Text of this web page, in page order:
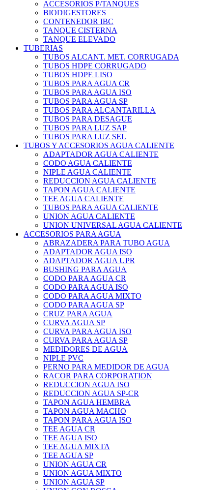
ACCESORIOS P/TANQUES
BIODIGESTORES
CONTENEDOR IBC
TANQUE CISTERNA
TANQUE ELEVADO
TUBERIAS
TUBOS ALCANT. MET. CORRUGADA
TUBOS HDPE CORRUGADO
TUBOS HDPE LISO
TUBOS PARA AGUA CR
TUBOS PARA AGUA ISO
TUBOS PARA AGUA SP
TUBOS PARA ALCANTARILLA
TUBOS PARA DESAGUE
TUBOS PARA LUZ SAP
TUBOS PARA LUZ SEL
TUBOS Y ACCESORIOS AGUA CALIENTE
ADAPTADOR AGUA CALIENTE
CODO AGUA CALIENTE
NIPLE AGUA CALIENTE
REDUCCION AGUA CALIENTE
TAPON AGUA CALIENTE
TEE AGUA CALIENTE
TUBOS PARA AGUA CALIENTE
UNION AGUA CALIENTE
UNION UNIVERSAL AGUA CALIENTE
ACCESORIOS PARA AGUA
ABRAZADERA PARA TUBO AGUA
ADAPTADOR AGUA ISO
ADAPTADOR AGUA UPR
BUSHING PARA AGUA
CODO PARA AGUA CR
CODO PARA AGUA ISO
CODO PARA AGUA MIXTO
CODO PARA AGUA SP
CRUZ PARA AGUA
CURVA AGUA SP
CURVA PARA AGUA ISO
CURVA PARA AGUA SP
MEDIDORES DE AGUA
NIPLE PVC
PERNO PARA MEDIDOR DE AGUA
RACOR PARA CORPORATION
REDUCCION AGUA ISO
REDUCCION AGUA SP-CR
TAPON AGUA HEMBRA
TAPON AGUA MACHO
TAPON PARA AGUA ISO
TEE AGUA CR
TEE AGUA ISO
TEE AGUA MIXTA
TEE AGUA SP
UNION AGUA CR
UNION AGUA MIXTO
UNION AGUA SP